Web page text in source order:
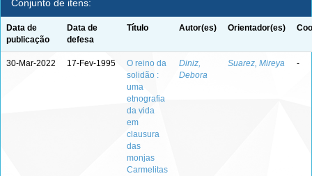
Conjunto de itens:
Data de
publicação
Data de
defesa
Título Autor(es) Orientador(es)
30-Mar-2022 17-Fev-1995
O reino da
solidão :
uma
etnografia
da vida
em
clausura
das
monjas
Carmelitas
Diniz,
Debora
Suarez, Mireya -